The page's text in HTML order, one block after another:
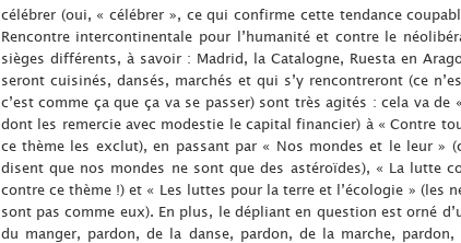
célébrer (oui, « célébrer », ce qui confirme cette tendance
Rencontre intercontinentale pour l’humanité et contre le
sièges différents, à savoir : Madrid, la Catalogne, Ruesta en
seront cuisinés, dansés, marchés et qui s’y rencontreront (ce
c’est comme ça que ça va se passer) sont très agités : cela va
dont les remercie avec modestie le capital financier) à « Contre
ce thème les exclut), en passant par « Nos mondes et le leur »
disent que nos mondes ne sont que des astéroïdes), « La lutte
contre ce thème !) et « Les luttes pour la terre et l’écologie » (les
sont pas comme eux). En plus, le dépliant en question est orné
du manger, pardon, de la danse, pardon, de la marche,